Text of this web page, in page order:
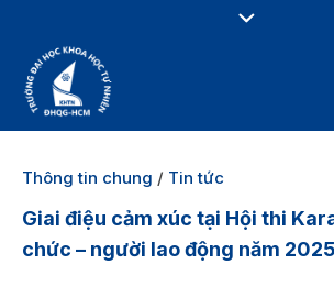
Thông tin chung / Tin tức
Giai điệu cảm xúc tại Hội thi
chức – người lao động năm 2025